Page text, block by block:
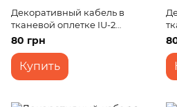
Декоративный кабель в
тканевой оплетке IU-2
2x0,75 BK/WH (1м)
80 грн
Купить